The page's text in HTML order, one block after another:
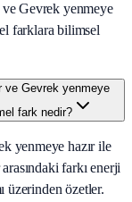
Gevrek yenmeye
farklara bilimsel
ve Gevrek yenmeye
fark nedir?
yenmeye hazır ile
farkı enerji
üzerinden özetler.